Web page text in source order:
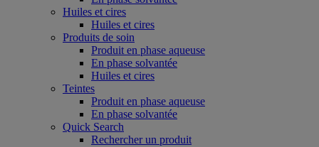
Huiles et cires
Huiles et cires
Produits de soin
Produit en phase aqueuse
En phase solvantée
Huiles et cires
Teintes
Produit en phase aqueuse
En phase solvantée
Quick Search
Rechercher un produit